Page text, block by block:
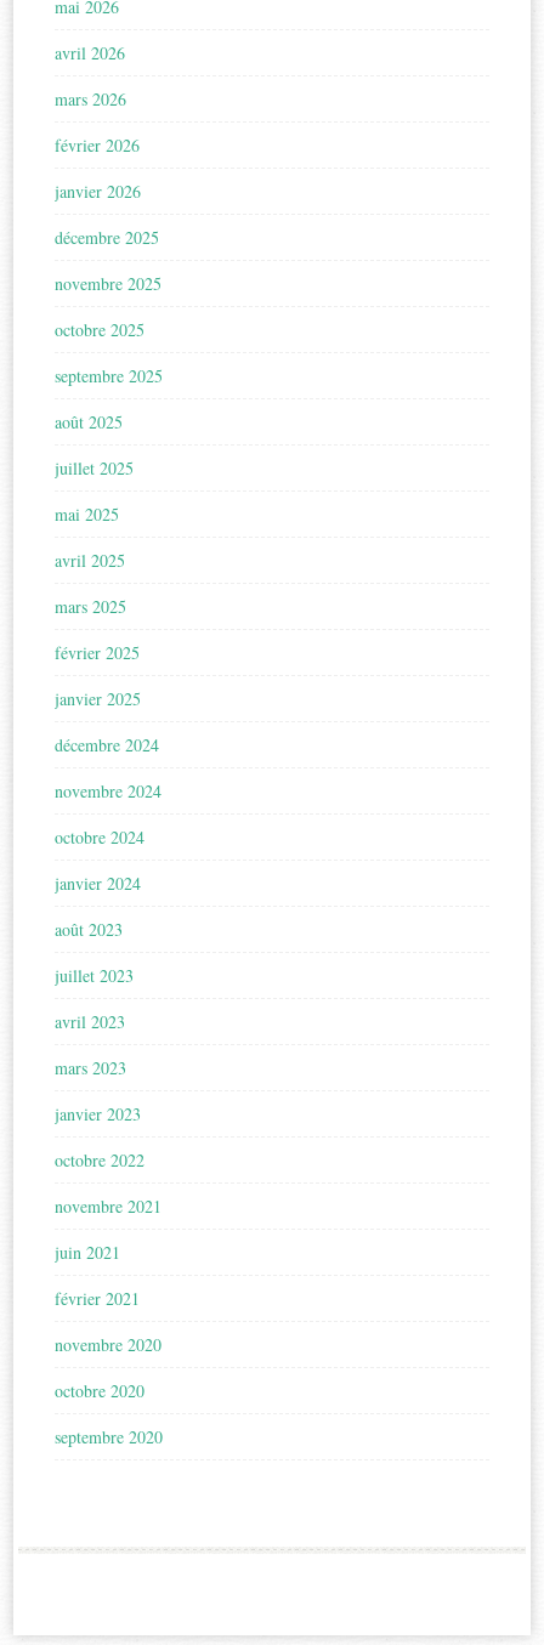
mai 2026
avril 2026
mars 2026
février 2026
janvier 2026
décembre 2025
novembre 2025
octobre 2025
septembre 2025
août 2025
juillet 2025
mai 2025
avril 2025
mars 2025
février 2025
janvier 2025
décembre 2024
novembre 2024
octobre 2024
janvier 2024
août 2023
juillet 2023
avril 2023
mars 2023
janvier 2023
octobre 2022
novembre 2021
juin 2021
février 2021
novembre 2020
octobre 2020
septembre 2020